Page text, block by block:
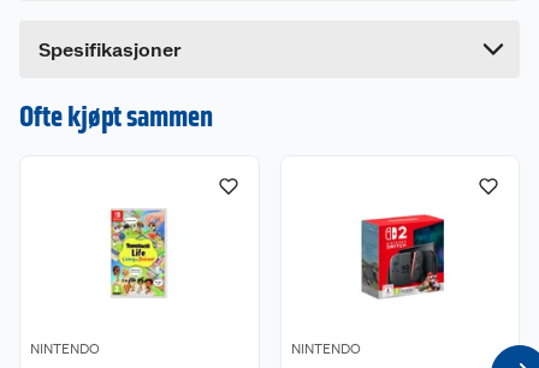
Spesifikasjoner
Ofte kjøpt sammen
NINTENDO NINTENDO